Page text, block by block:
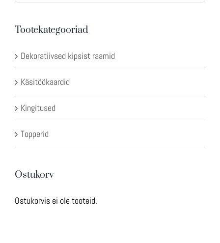
Tootekategooriad
Dekoratiivsed kipsist raamid
Käsitöökaardid
Kingitused
Topperid
Ostukorv
Ostukorvis ei ole tooteid.